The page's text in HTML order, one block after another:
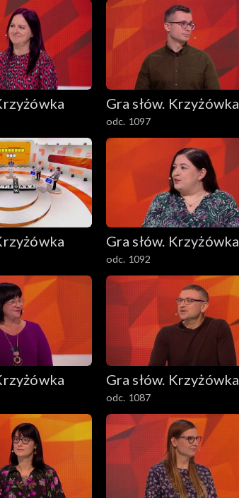
Gra słów. Krzyżówka
odc. 1097
Gra słów. Krzyżówka
odc. 1092
Gra słów. Krzyżówka
odc. 1087